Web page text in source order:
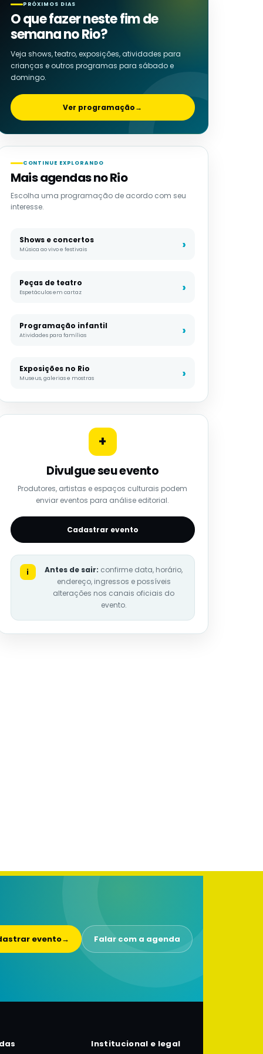
PRÓXIMOS DIAS
O que fazer neste fim de
semana no Rio?
Veja shows, teatro, exposições, atividades para
crianças e outros programas para sábado e
domingo.
Ver programação→
CONTINUE EXPLORANDO
Mais agendas no Rio
Escolha uma programação de acordo com seu
interesse.
Shows e concertos
Música ao vivo e festivais
Peças de teatro
Espetáculos em cartaz
Programação infantil
Atividades para famílias
Exposições no Rio
Museus, galerias e mostras
+
Divulgue seu evento
Produtores, artistas e espaços culturais podem
enviar eventos para análise editorial.
Cadastrar evento
i Antes de sair: confirme data, horário,
endereço, ingressos e possíveis
alterações nos canais oficiais do
evento.
evento→ Falar com a agenda
Institucional e legal